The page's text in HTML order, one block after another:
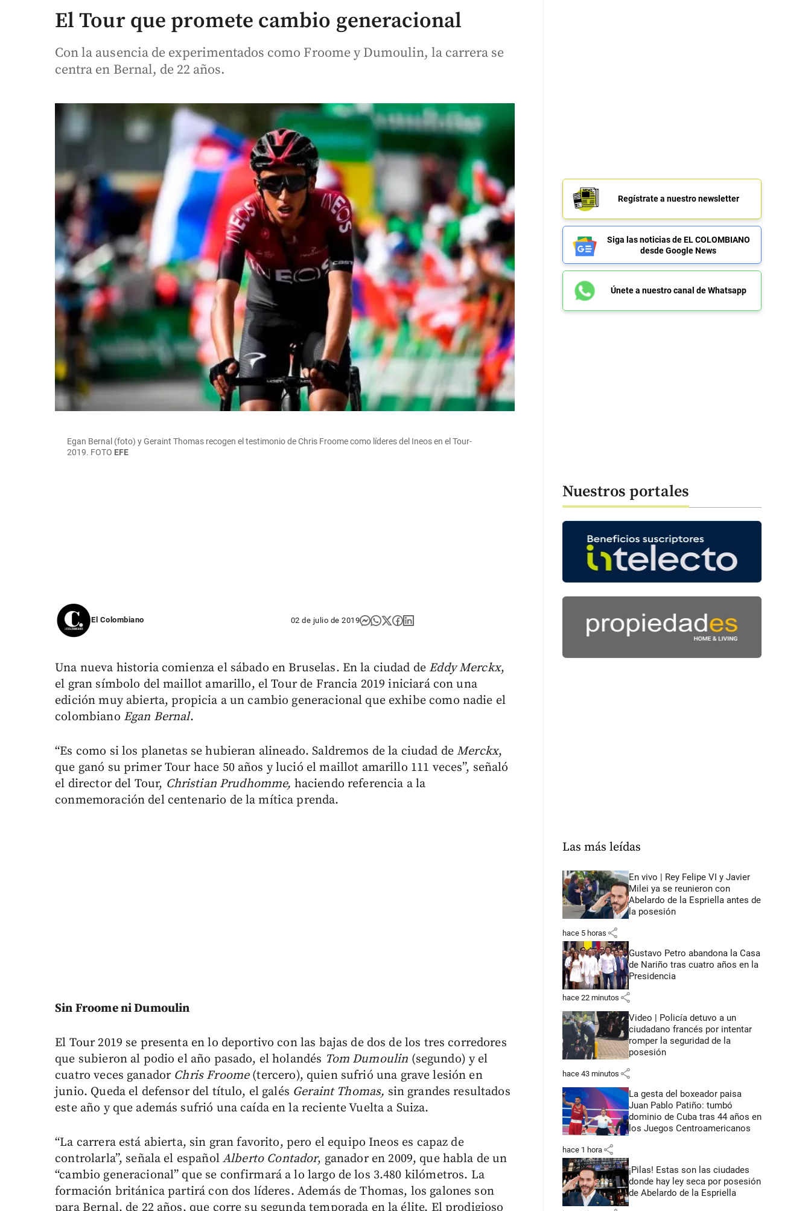
El Tour que promete cambio generacional
Con la ausencia de experimentados como Froome y Dumoulin, la carrera se
centra en Bernal, de 22 años.
Egan Bernal (foto) y Geraint Thomas recogen el testimonio de Chris Froome como líderes del Ineos en el Tour-
2019. FOTO EFE
El Colombiano 02 de julio de 2019
Una nueva historia comienza el sábado en Bruselas. En la ciudad de Eddy Merckx,
el gran símbolo del maillot amarillo, el Tour de Francia 2019 iniciará con una
edición muy abierta, propicia a un cambio generacional que exhibe como nadie el
colombiano Egan Bernal.
“Es como si los planetas se hubieran alineado. Saldremos de la ciudad de Merckx,
que ganó su primer Tour hace 50 años y lució el maillot amarillo 111 veces”, señaló
el director del Tour, Christian Prudhomme, haciendo referencia a la
conmemoración del centenario de la mítica prenda.
Sin Froome ni Dumoulin
El Tour 2019 se presenta en lo deportivo con las bajas de dos de los tres corredores
que subieron al podio el año pasado, el holandés Tom Dumoulin (segundo) y el
cuatro veces ganador Chris Froome(tercero), quien sufrió una grave lesión en
junio. Queda el defensor del título, el galés Geraint Thomas, sin grandes resultados
este año y que además sufrió una caída en la reciente Vuelta a Suiza.
“La carrera está abierta, sin gran favorito, pero el equipo Ineos es capaz de
controlarla”, señala el español Alberto Contador, ganador en 2009, que habla de un
“cambio generacional” que se confirmará a lo largo de los 3.480 kilómetros. La
formación británica partirá con dos líderes. Además de Thomas, los galones son
para Bernal, de 22 años, que corre su segunda temporada en la élite. El prodigioso
Regístrate a nuestro newsletter
Siga las noticias de EL COLOMBIANO
desde Google News
Únete a nuestro canal de Whatsapp
Nuestros portales
Las más leídas
En vivo | Rey Felipe VI y Javier
Milei ya se reunieron con
Abelardo de la Espriella antes de
la posesión
hace 5 horas share
Gustavo Petro abandona la Casa
de Nariño tras cuatro años en la
Presidencia
hace 22 minutos share
Video | Policía detuvo a un
ciudadano francés por intentar
romper la seguridad de la
posesión
hace 43 minutos share
La gesta del boxeador paisa
Juan Pablo Patiño: tumbó
dominio de Cuba tras 44 años en
los Juegos Centroamericanos
hace 1 hora share
¡Pilas! Estas son las ciudades
donde hay ley seca por posesión
de Abelardo de la Espriella